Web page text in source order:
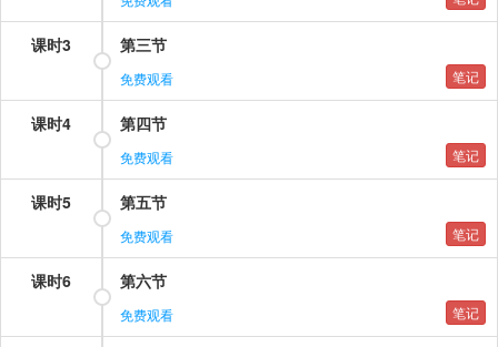
课时3 第三节
免费观看 笔记
课时4 第四节
免费观看 笔记
课时5 第五节
免费观看 笔记
课时6 第六节
免费观看 笔记